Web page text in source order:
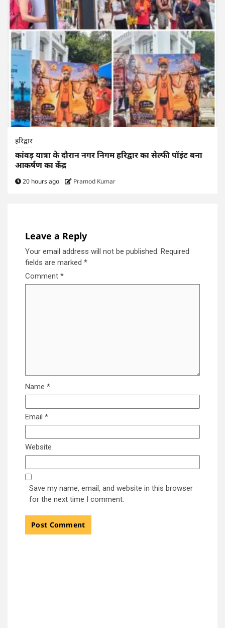
हरिद्वार
कांवड़ यात्रा के दौरान नगर निगम हरिद्वार का सेल्फी पॉइंट बना
आकर्षण का केंद्र
20 hours ago Pramod Kumar
Leave a Reply
Your email address will not be published. Required
fields are marked *
Comment *
Name *
Email *
Website
Save my name, email, and website in this browser
for the next time I comment.